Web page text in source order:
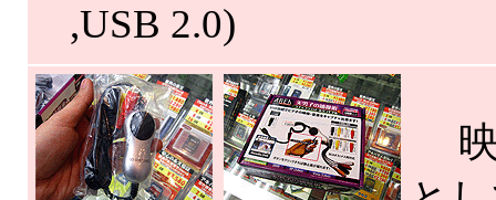
,USB 2.0)
映